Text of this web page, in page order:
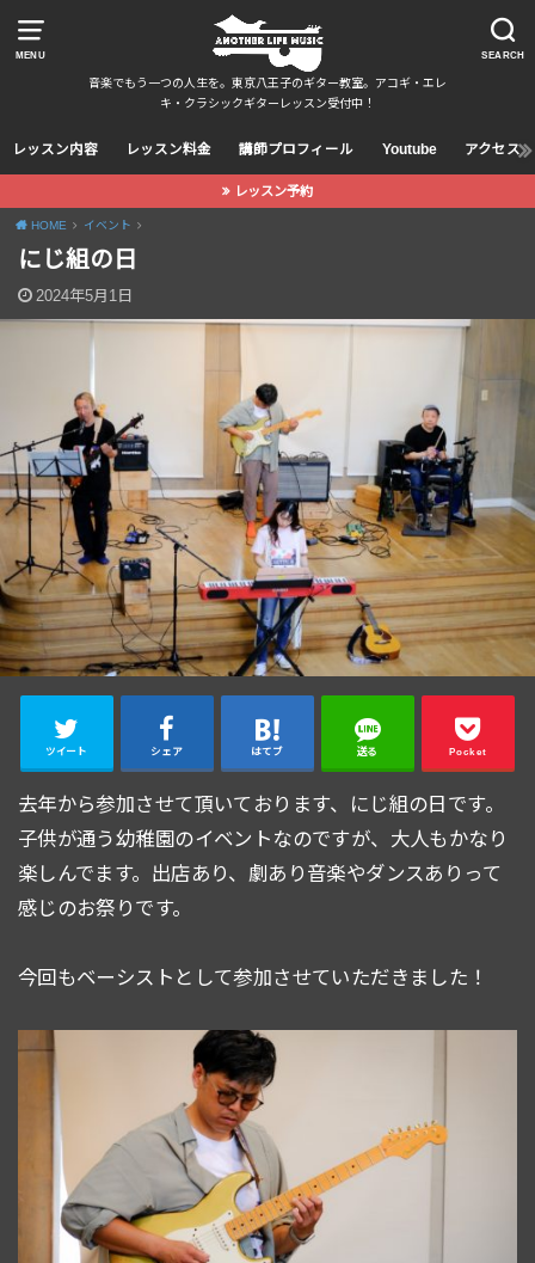
MENU SEARCH
音楽でもう一つの人生を。東京八王子のギター教室。アコギ・エレ
キ・クラシックギターレッスン受付中！
レッスン内容 レッスン料金 講師プロフィール Youtube アクセス
レッスン予約
HOME イベント
にじ組の日
2024年5月1日
ツイート シェア はてブ 送る Pocket
去年から参加させて頂いております、にじ組の日です。
子供が通う幼稚園のイベントなのですが、大人もかなり
楽しんでます。出店あり、劇あり音楽やダンスありって
感じのお祭りです。
今回もベーシストとして参加させていただきました！